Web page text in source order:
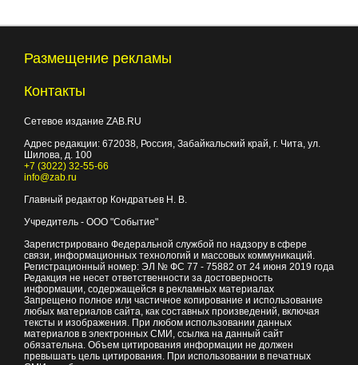
Размещение рекламы
Контакты
Сетевое издание ZAB.RU
Адрес редакции: 672038, Россия, Забайкальский край, г. Чита, ул.
Шилова, д. 100
+7 (3022) 32-55-66
info@zab.ru
Главный редактор Кондратьев Н. В.
Учредитель - ООО "Событие"
Зарегистрировано Федеральной службой по надзору в сфере
связи, информационных технологий и массовых коммуникаций.
Регистрационный номер: ЭЛ № ФС 77 - 75882 от 24 июня 2019 года
Редакция не несет ответственности за достоверность
информации, содержащейся в рекламных материалах
Запрещено полное или частичное копирование и использование
любых материалов сайта, как составных произведений, включая
тексты и изображения. При любом использовании данных
материалов в электронных СМИ, ссылка на данный сайт
обязательна. Объем цитирования информации не должен
превышать цель цитирования. При использовании в печатных